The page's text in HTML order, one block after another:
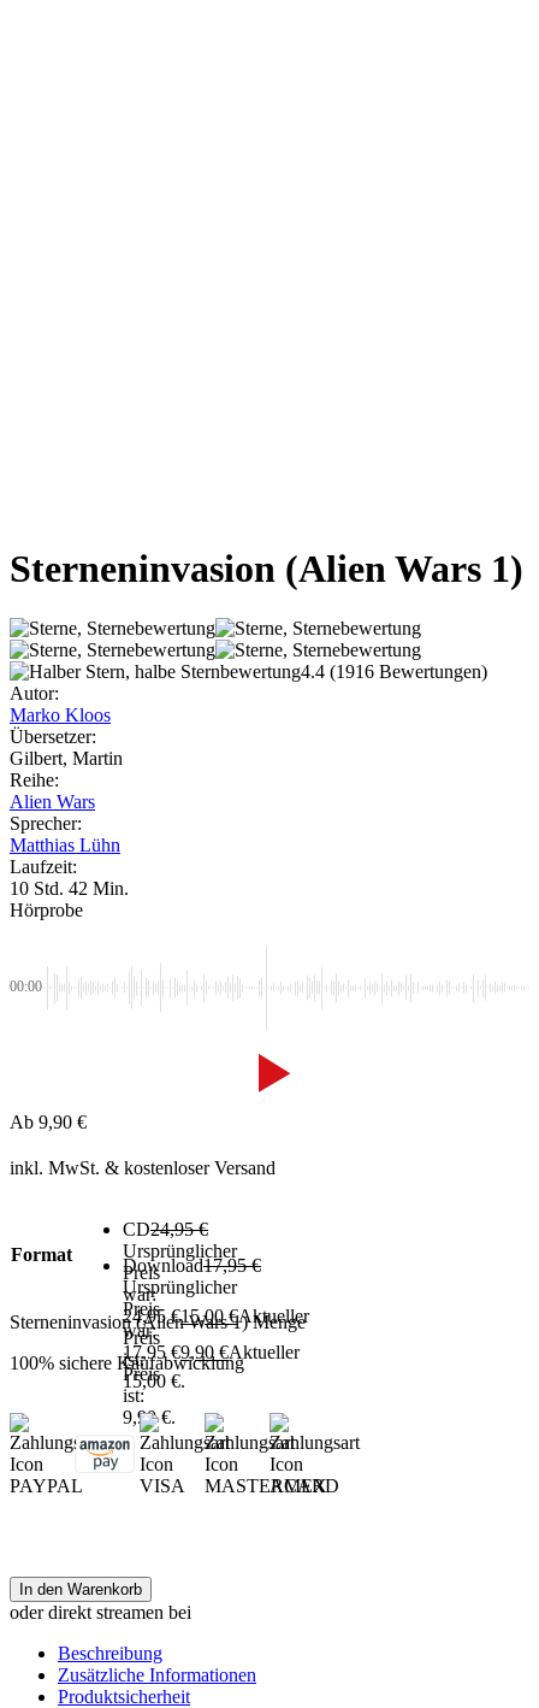
Sterneninvasion (Alien Wars 1)
4.4 (1916 Bewertungen)
Autor:
Marko Kloos
Übersetzer:
Gilbert, Martin
Reihe:
Alien Wars
Sprecher:
Matthias Lühn
Laufzeit:
10 Std. 42 Min.
Hörprobe
00:00
Ab 9,90 €
inkl. MwSt. & kostenloser Versand
Format
CD24,95€
Ursprünglicher
Preis
war:
24,95 €15,00€Aktueller
Preis
ist:
15,00 €.
Download17,95€
Ursprünglicher
Preis
war:
17,95 €9,90 €Aktueller
Preis
ist:
9,90 €.
Sterneninvasion (Alien Wars 1) Menge
100% sichere Kaufabwicklung
In den Warenkorb
oder direkt streamen bei
Beschreibung
Zusätzliche Informationen
Produktsicherheit